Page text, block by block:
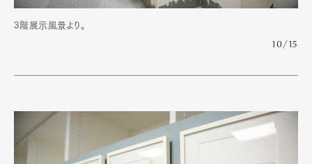
3階展示風景より。
10/15